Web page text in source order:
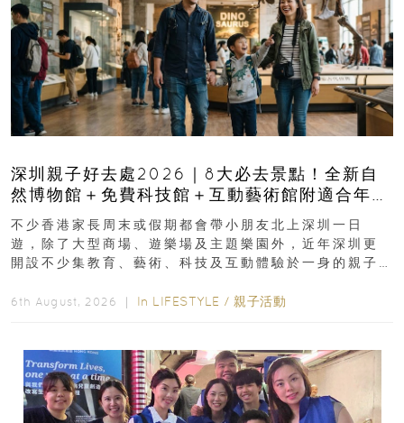
深圳親子好去處2026｜8大必去景點！全新自
然博物館＋免費科技館＋互動藝術館附適合年
齡、交通、門票、開放時間
不少香港家長周末或假期都會帶小朋友北上深圳一日
遊，除了大型商場、遊樂場及主題樂園外，近年深圳更
開設不少集教育、藝術、科技及互動體驗於一身的親子
6th August, 2026 ｜ In LIFESTYLE / 親子活動